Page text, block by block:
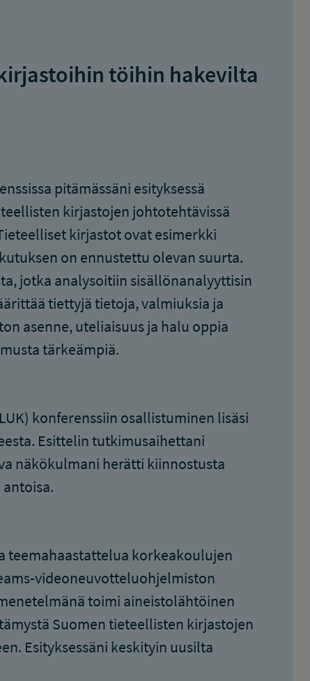
töihin hakevilta
pitämässäni esityksessä
kirjastojen johtotehtävissä
kirjastot ovat esimerkki
on ennustettu olevan suurta.
jotka analysoitiin sisällönanalyyttisin
tiettyjä tietoja, valmiuksia ja
asenne, uteliaisuus ja halu oppia
tärkeämpiä.
konferenssiin osallistuminen lisäsi
Esittelin tutkimusaihettani
näkökulmani herätti kiinnostusta
teemahaastattelua korkeakoulujen
videoneuvotteluohjelmiston
toimi aineistolähtöinen
Suomen tieteellisten kirjastojen
Esityksessäni keskityin uusilta